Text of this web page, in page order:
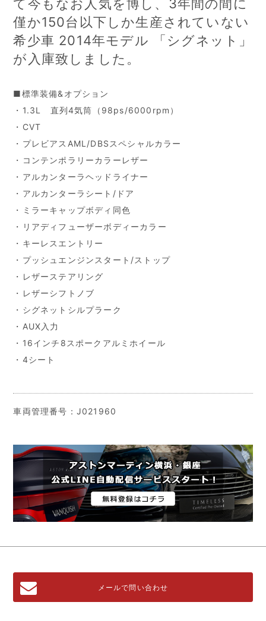
て今もなお人気を博し、3年間の間に
僅か150台以下しか生産されていない
希少車 2014年モデル 「シグネット」
が入庫致しました。
■標準装備&オプション
・1.3L 直列4気筒（98ps/6000rpm）
・CVT
・プレビアスAML/DBSスペシャルカラー
・コンテンポラリーカラーレザー
・アルカンターラヘッドライナー
・アルカンターラシート/ドア
・ミラーキャップボディ同色
・リアディフューザーボディーカラー
・キーレスエントリー
・プッシュエンジンスタート/ストップ
・レザーステアリング
・レザーシフトノブ
・シグネットシルプラーク
・AUX入力
・16インチ8スポークアルミホイール
・4シート
車両管理番号：J021960
メールで問い合わせ